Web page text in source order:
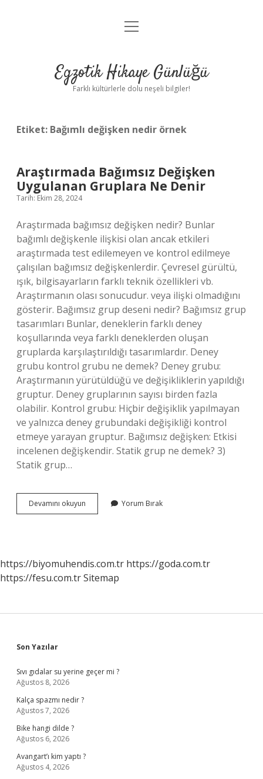
Anasayfa
Yasal Uyarı
menüyü
Egzotik Hikaye Günlüğü
Farklı kültürlerle dolu neşeli bilgiler!
Etiket: Bağımlı değişken nedir örnek
Araştırmada Bağımsız Değişken
Uygulanan Gruplara Ne Denir
Tarih: Ekim 28, 2024
Araştırmada bağımsız değişken nedir? Bunlar
bağımlı değişkenle ilişkisi olan ancak etkileri
araştırmada test edilemeyen ve kontrol edilmeye
çalışılan bağımsız değişkenlerdir. Çevresel gürültü,
ışık, bilgisayarların farklı teknik özellikleri vb.
Araştırmanın olası sonucudur. veya ilişki olmadığını
gösterir. Bağımsız grup deseni nedir? Bağımsız grup
tasarımları Bunlar, deneklerin farklı deney
koşullarında veya farklı deneklerden oluşan
gruplarda karşılaştırıldığı tasarımlardır. Deney
grubu kontrol grubu ne demek? Deney grubu:
Araştırmanın yürütüldüğü ve değişikliklerin yapıldığı
gruptur. Deney gruplarının sayısı birden fazla
olabilir. Kontrol grubu: Hiçbir değişiklik yapılmayan
ve yalnızca deney grubundaki değişikliği kontrol
etmeye yarayan gruptur. Bağımsız değişken: Etkisi
incelenen değişkendir. Statik grup ne demek? 3)
Statik grup…
Devamını okuyun Araştırmada
Bağımsız
Denir
Yorum Bırak
https://biyomuhendis.com.tr https://goda.com.tr
https://fesu.com.trSitemap
Sidebar
Son Yazılar
Sıvı gıdalar su yerine geçer mi ?
Ağustos 8, 2026
Kalça spazmı nedir ?
Ağustos 7, 2026
Bike hangi dilde ?
Ağustos 6, 2026
Avangart’ı kim yaptı ?
Ağustos 4, 2026